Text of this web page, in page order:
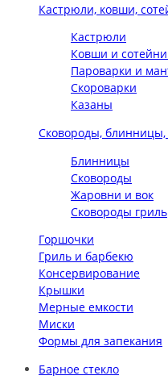
Кастрюли, ковши,
Кастрюли
Ковши и
Пароварки и
Скороварки
Казаны
Сковороды,
Блинницы
Сковороды
Жаровни и вок
Сковороды гриль
Горшочки
Гриль и барбекю
Консервирование
Крышки
Мерные емкости
Миски
Формы для запекания
Барное стекло